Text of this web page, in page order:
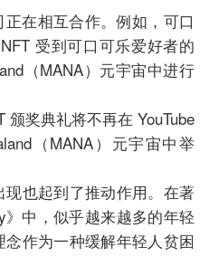
在相互合作。例如，可口
受到可口可乐爱好者的
（MANA）元宇宙中进行
颁奖典礼将不再在 YouTube
（MANA）元宇宙中举
现也起到了推动作用。在著
中，似乎越来越多的年轻
作为一种缓解年轻人贫困